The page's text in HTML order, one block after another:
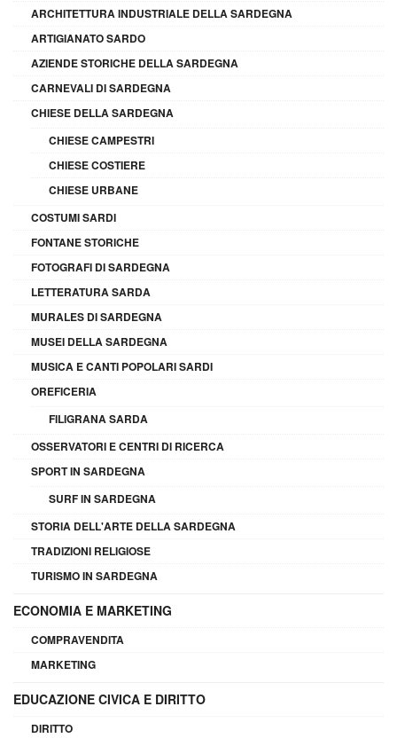
ARCHITETTURA INDUSTRIALE DELLA SARDEGNA
ARTIGIANATO SARDO
AZIENDE STORICHE DELLA SARDEGNA
CARNEVALI DI SARDEGNA
CHIESE DELLA SARDEGNA
CHIESE CAMPESTRI
CHIESE COSTIERE
CHIESE URBANE
COSTUMI SARDI
FONTANE STORICHE
FOTOGRAFI DI SARDEGNA
LETTERATURA SARDA
MURALES DI SARDEGNA
MUSEI DELLA SARDEGNA
MUSICA E CANTI POPOLARI SARDI
OREFICERIA
FILIGRANA SARDA
OSSERVATORI E CENTRI DI RICERCA
SPORT IN SARDEGNA
SURF IN SARDEGNA
STORIA DELL'ARTE DELLA SARDEGNA
TRADIZIONI RELIGIOSE
TURISMO IN SARDEGNA
ECONOMIA E MARKETING
COMPRAVENDITA
MARKETING
EDUCAZIONE CIVICA E DIRITTO
DIRITTO